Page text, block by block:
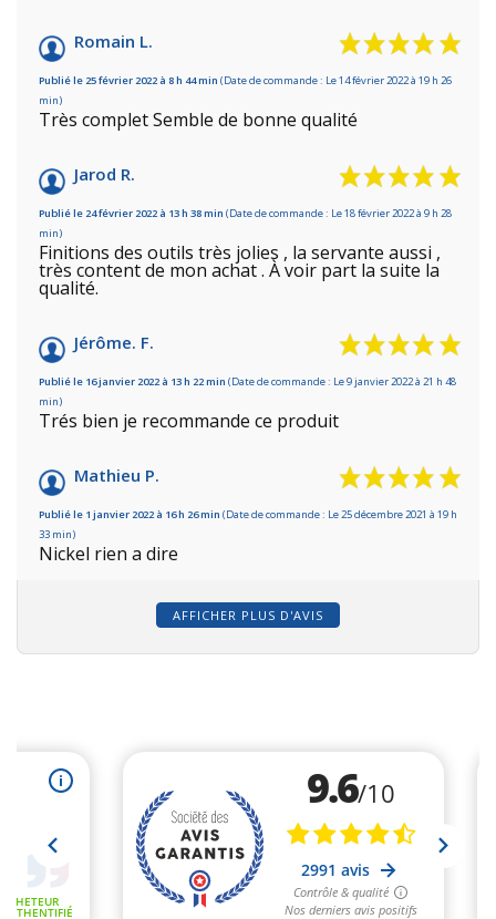
Romain L.
Publié le 25 février 2022 à 8 h 44 min (Date de commande : Le 14 février 2022 à 19 h 26
min)
Très complet Semble de bonne qualité
Jarod R.
Publié le 24 février 2022 à 13 h 38 min (Date de commande : Le 18 février 2022 à 9 h 28
min)
Finitions des outils très jolies , la servante aussi ,
très content de mon achat . À voir part la suite la
qualité.
Jérôme. F.
Publié le 16 janvier 2022 à 13 h 22 min (Date de commande : Le 9 janvier 2022 à 21 h 48
min)
Trés bien je recommande ce produit
Mathieu P.
Publié le 1 janvier 2022 à 16 h 26 min (Date de commande : Le 25 décembre 2021 à 19 h
33 min)
Nickel rien a dire
AFFICHER PLUS D'AVIS